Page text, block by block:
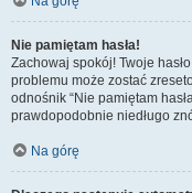
Nie pamiętam hasła!
Zachowaj spokój! Twoje
problemu może zostać
odnośnik “Nie pamiętam
prawdopodobnie niedługo
Na górę